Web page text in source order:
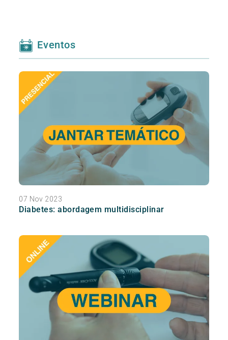
Eventos
07 Nov 2023
Diabetes: abordagem multidisciplinar